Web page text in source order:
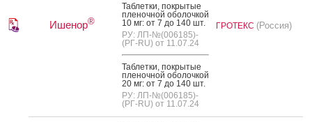
Ишенор®
Таб­летки, пок­ры­тые
пле­ноч­ной обо­лоч­кой
10 мг: от 7 до 140 шт.
РУ: ЛП-№(006185)-
(РГ-RU) от 11.07.24
Таб­летки, пок­ры­тые
пле­ноч­ной обо­лоч­кой
20 мг: от 7 до 140 шт.
РУ: ЛП-№(006185)-
(РГ-RU) от 11.07.24
ГРОТЕКС (Россия)